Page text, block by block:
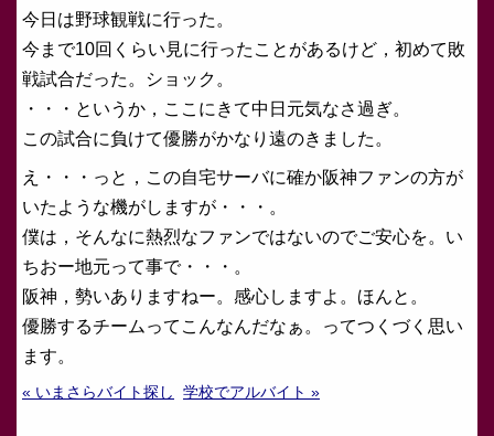
今日は野球観戦に行った。
今まで10回くらい見に行ったことがあるけど，初めて敗
戦試合だった。ショック。
・・・というか，ここにきて中日元気なさ過ぎ。
この試合に負けて優勝がかなり遠のきました。
え・・・っと，この自宅サーバに確か阪神ファンの方が
いたような機がしますが・・・。
僕は，そんなに熱烈なファンではないのでご安心を。い
ちおー地元って事で・・・。
阪神，勢いありますねー。感心しますよ。ほんと。
優勝するチームってこんなんだなぁ。ってつくづく思い
ます。
« いまさらバイト探し 学校でアルバイト »